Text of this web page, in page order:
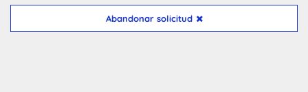
Abandonar solicitud